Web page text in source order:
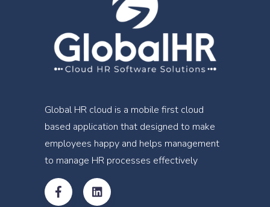
Global HR cloud is a mobile first cloud
based application that designed to make
employees happy and helps management
to manage HR processes effectively